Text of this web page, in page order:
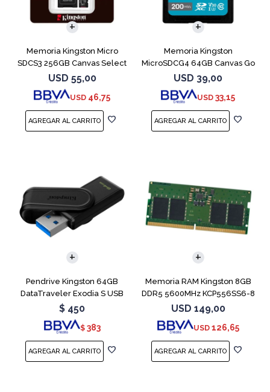
Memoria Kingston Micro
SDCS3 256GB Canvas Select
Plus
USD 55,00
USD 46,75
Memoria Kingston
MicroSDCG4 64GB Canvas Go
Plus V30
USD 39,00
USD 33,15
Pendrive Kingston 64GB
DataTraveler Exodia S USB
3.2
$ 450
$ 383
Memoria RAM Kingston 8GB
DDR5 5600MHz KCP556SS6-8
SODIMM
USD 149,00
USD 126,65